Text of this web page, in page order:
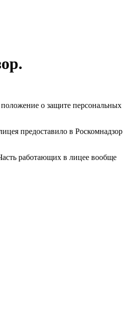
о защите персональных
предоставило в Роскомнадзор
работающих в лицее вообще